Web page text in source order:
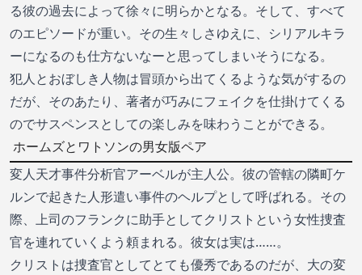
る彼の過去によって徐々に明らかとなる。そして、すべて
のエピソードが重い。その生々しさゆえに、シリアルキラ
ーになるのも仕方ないなーと思ってしまいそうになる。
犯人とおぼしき人物は冒頭から出てくるような気がするの
だが、そのあたり、著者が巧みにフェイクを仕掛けてくる
のでサスペンスとしての楽しみを味わうことができる。
ホームズとワトソンの男女版ペア
変人天才事件分析官アーベルが主人公。彼の管轄の隣町ケ
ルンで起きた人形遣い事件のヘルプとして呼ばれる。その
際、上司のフランクに助手としてクリストという女性捜査
官を連れていくよう頼まれる。彼女は実は……。
クリストは捜査官としてとても優秀であるのだが、大の変